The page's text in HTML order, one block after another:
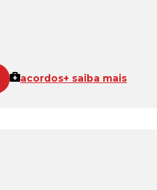
acordos+ saiba mais